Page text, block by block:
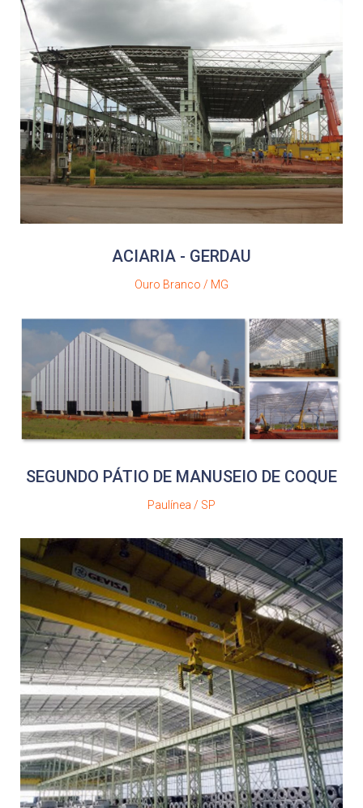
ACIARIA - GERDAU
Ouro Branco / MG
SEGUNDO PÁTIO DE MANUSEIO DE COQUE
Paulínea / SP